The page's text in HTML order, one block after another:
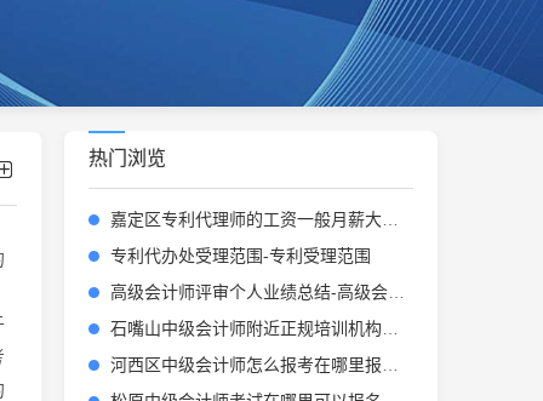
热门浏览
嘉定区专利代理师的工资一般月薪大概多少钱-嘉定区专利代理师月薪约多少
专利代办处受理范围-专利受理范围
高级会计师评审个人业绩总结-高级会计师业绩总结
石嘴山中级会计师附近正规培训机构有哪些怎么选-石嘴山中级会计培训机构推荐